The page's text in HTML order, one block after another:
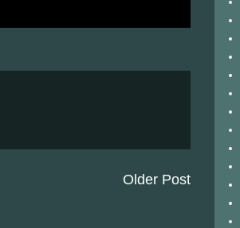
Older Post